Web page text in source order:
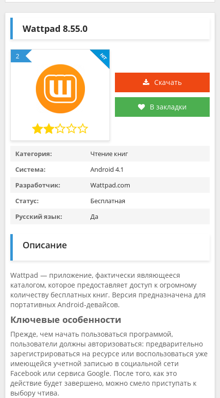
Wattpad 8.55.0
2
Скачать
В закладки
Категория:
Чтение книг
Система:
Android 4.1
Разработчик:
Wattpad.com
Статус:
Бесплатная
Русский язык:
Да
Описание
Wattpad — приложение, фактически являющееся
каталогом, которое предоставляет доступ к огромному
количеству бесплатных книг. Версия предназначена для
портативных Android-девайсов.
Ключевые особенности
Прежде, чем начать пользоваться программой,
пользователи должны авторизоваться: предварительно
зарегистрироваться на ресурсе или воспользоваться уже
имеющейся учетной записью в социальной сети
Facebook или сервиса Google. После того, как это
действие будет завершено, можно смело приступать к
выбору чтива.